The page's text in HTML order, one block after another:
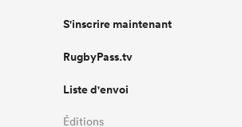
S'inscrire maintenant
RugbyPass.tv
Liste d'envoi
Éditions